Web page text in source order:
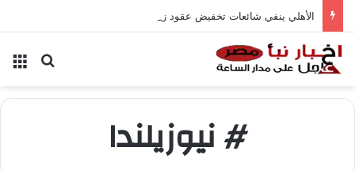
الأهلي ينفي شائعات تخفيض عقود زيزو والشناوي
بحث
# نيوزيلندا